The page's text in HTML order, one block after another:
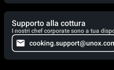
Supporto alla cottura
I nostri chef corporate sono a tua